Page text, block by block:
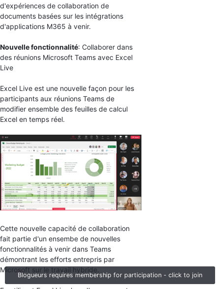
Blogueurs requires membership for participation - click to join
d'expériences de collaboration de
documents basées sur les intégrations
d'applications M365 à venir.
Nouvelle fonctionnalité: Collaborer dans
des réunions Microsoft Teams avec Excel
Live
Excel Live est une nouvelle façon pour les
participants aux réunions Teams de
modifier ensemble des feuilles de calcul
Excel en temps réel.
Cette nouvelle capacité de collaboration
fait partie d'un ensembe de nouvelles
fonctionnalités à venir dans Teams
démontrant les efforts entrepris par
Microsoft sur le travail hybride.